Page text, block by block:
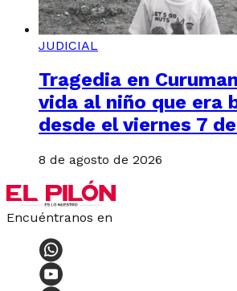
JUDICIAL
Tragedia en
vida al niño que era
desde el viernes 7
8 de agosto de 2026
Encuéntranos en